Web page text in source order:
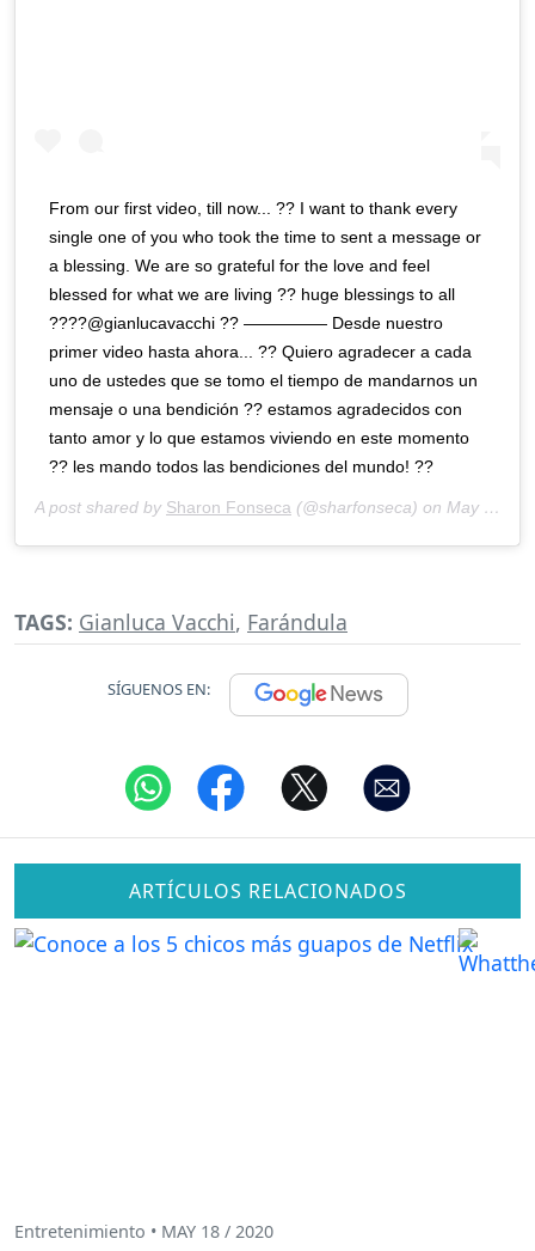
From our first video, till now... ?? I want to thank every
single one of you who took the time to sent a message or
a blessing. We are so grateful for the love and feel
blessed for what we are living ?? huge blessings to all
????@gianlucavacchi ?? ————— Desde nuestro
primer video hasta ahora... ?? Quiero agradecer a cada
uno de ustedes que se tomo el tiempo de mandarnos un
mensaje o una bendición ?? estamos agradecidos con
tanto amor y lo que estamos viviendo en este momento
?? les mando todos las bendiciones del mundo! ??
A post shared by Sharon Fonseca (@sharfonseca) on May 12, 2020 at 12:32pm PDT
TAGS: Gianluca Vacchi, Farándula
SÍGUENOS EN:
ARTÍCULOS RELACIONADOS
Entretenimiento • MAY 18 / 2020